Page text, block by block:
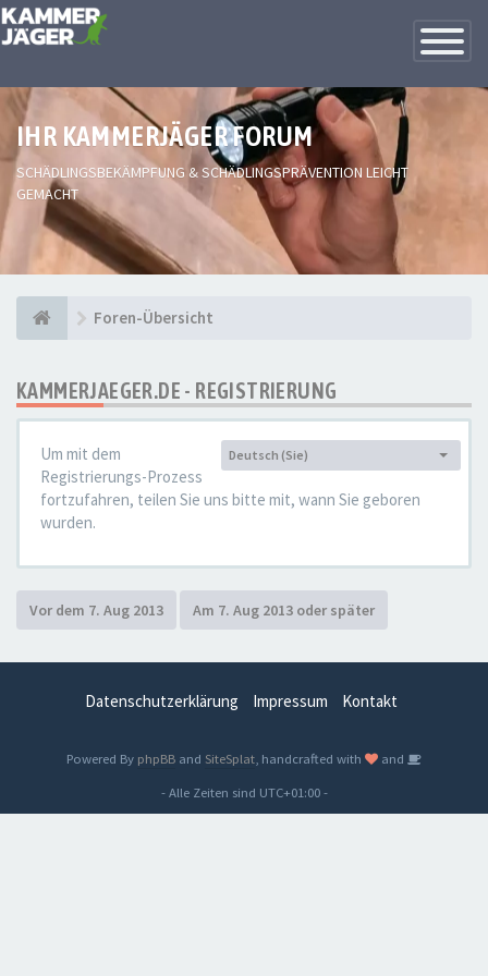
Toggle
IHR KAMMERJÄGER FORUM
SCHÄDLINGSBEKÄMPFUNG & SCHÄDLINGSPRÄVENTION LEICHT
GEMACHT
Foren-Übersicht
KAMMERJAEGER.DE - REGISTRIERUNG
Sprache:
Deutsch (Sie)
Um mit dem
Registrierungs-Prozess
fortzufahren, teilen Sie uns bitte mit, wann Sie geboren
wurden.
Datenschutzerklärung Impressum Kontakt
Powered By phpBB and SiteSplat , handcrafted with
and
- Alle Zeiten sind UTC+01:00-